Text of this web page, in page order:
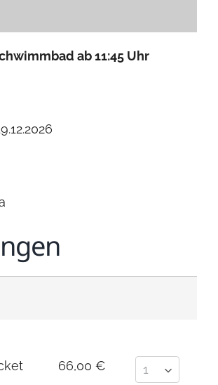
ab 11:45 Uhr
66,00 €